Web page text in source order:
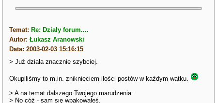
Temat: Re: Działy forum....
Autor:Łukasz Aranowski
Data: 2003-02-03 15:16:15
> Już działa znacznie szybciej.
Okupiliśmy to m.in. zniknięciem ilości postów w każdym wątku.
> A na temat dalszego Twojego marudzenia:
> No cóż - sam się wpakowałeś.